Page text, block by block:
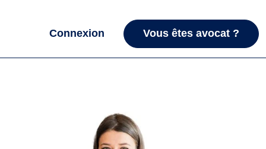
Connexion Vous êtes avocat ?